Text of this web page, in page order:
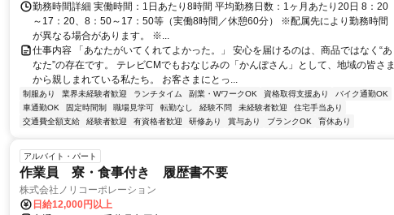
勤務時間詳細 実働時間：1日あたり8時間 平均勤務日数：1ヶ月あたり20日 8：20
～17：20、8：50～17：50等（実働8時間／休憩60分） ※配属先により勤務時間
が異なる場合があります。 ※...
仕事内容 「あなたがいてくれてよかった。」 安心を届けるのは、商品ではなく“あ
なた”の存在です。 テレビCMでもおなじみの「かんぽさん」として、地域の皆さま
から親しまれている私たち。 お客さまにとっ...
制服あり 業界未経験者歓迎 ランチタイム 副業・WワークOK 資格取得支援あり
バイク通勤OK
車通勤OK
固定時間制 職場見学可 転勤なし 経験不問 未経験者歓迎
住宅手当あり
交通費全額支給
経験者歓迎 有資格者歓迎 研修あり 賞与あり ブランクOK 育休あり
アルバイト・パート
作業員 寮・食事付き 履歴書不要
株式会社ノリコーポレーション
日給12,000円以上